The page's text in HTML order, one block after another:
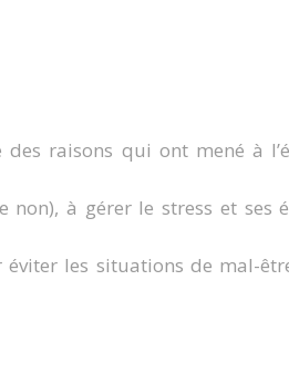
raisons qui ont mené à
à gérer le stress et ses
éviter les situations de mal-